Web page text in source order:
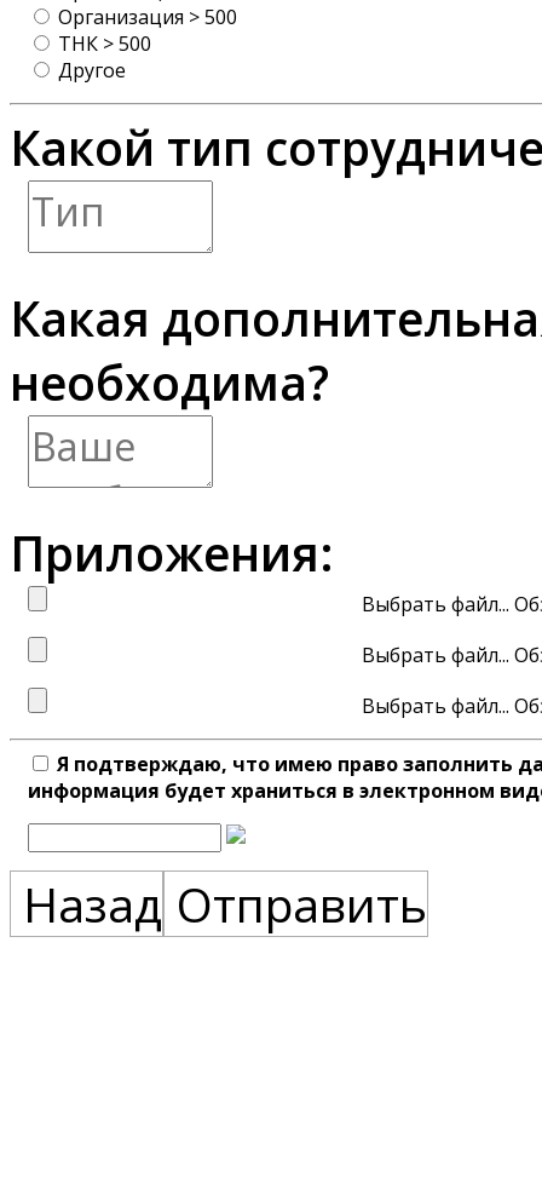
Организация > 500
ТНК > 500
Другое
Какой тип
Какая
необходима?
Приложения:
Выбрать файл...
Выбрать файл...
Выбрать файл...
Я подтверждаю, что имею право заполнить
информация будет храниться в электронном
Назад Отправить